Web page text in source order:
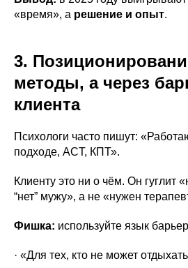
«время», а решение и опыт.
3.
методы, а через
клиента
Психологи часто пишут:
подходе, ACT, КПТ».
Клиенту это ни о чём. Он гуглит
“нет” мужу», а не «нужен
Фишка: используйте язык
· «Для тех, кто не может